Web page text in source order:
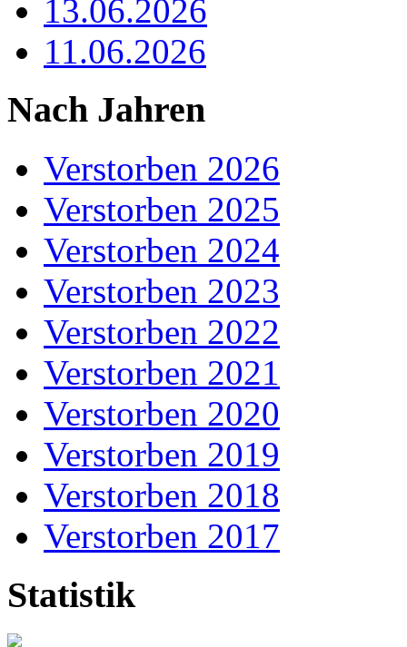
13.06.2026
11.06.2026
Nach Jahren
Verstorben 2026
Verstorben 2025
Verstorben 2024
Verstorben 2023
Verstorben 2022
Verstorben 2021
Verstorben 2020
Verstorben 2019
Verstorben 2018
Verstorben 2017
Statistik